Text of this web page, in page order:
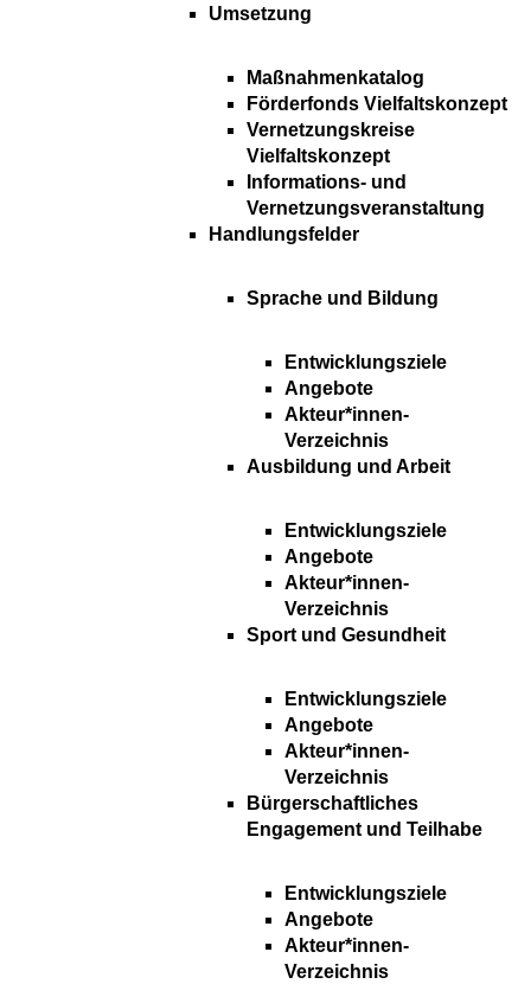
Umsetzung
Maßnahmenkatalog
Förderfonds Vielfaltskonzept
Vernetzungskreise
Vielfaltskonzept
Informations- und
Vernetzungsveranstaltung
Handlungsfelder
Sprache und Bildung
Entwicklungsziele
Angebote
Akteur*innen-
Verzeichnis
Ausbildung und Arbeit
Entwicklungsziele
Angebote
Akteur*innen-
Verzeichnis
Sport und Gesundheit
Entwicklungsziele
Angebote
Akteur*innen-
Verzeichnis
Bürgerschaftliches
Engagement und Teilhabe
Entwicklungsziele
Angebote
Akteur*innen-
Verzeichnis